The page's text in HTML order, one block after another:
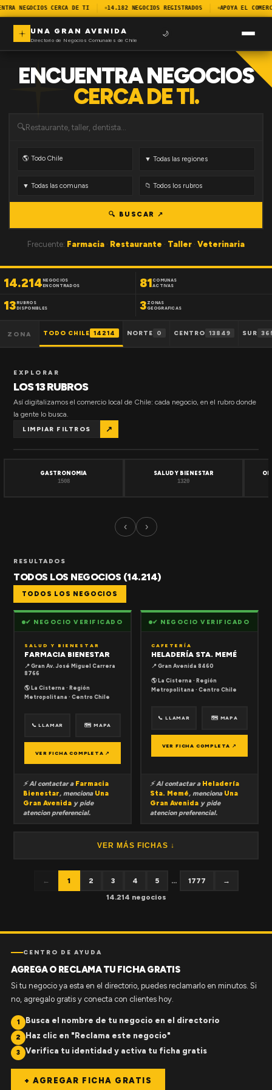
NEGOCIOS CERCA DE TI 14.182 NEGOCIOS REGISTRADOS APOYA EL
UNA GRAN AVENIDA
Directorio de Negocios Comunales de Chile
🌙
ENCUENTRA NEGOCIOS
CERCA DE TI.
🔍
🔍 BUSCAR ↗
Frecuente: Farmacia · Restaurante · Taller · Veterinaria
14.214NEGOCIOS
ENCONTRADOS
81 COMUNAS
ACTIVAS
13RUBROS
DISPONIBLES
3 ZONAS
GEOGRAFICAS
ZONA TODO CHILE 14214 NORTE 0 CENTRO 13849 SUR
EXPLORAR
LOS 13 RUBROS
Así digitalizamos el comercio local de Chile: cada negocio, en el rubro donde
la gente lo busca.
LIMPIAR FILTROS ↗
GASTRONOMIA
1508
SALUD Y BIENESTAR
1320
‹ ›
RESULTADOS
TODOS LOS NEGOCIOS (14.214)
TODOS LOS NEGOCIOS
✔ NEGOCIO VERIFICADO
SALUD Y BIENESTAR
FARMACIA BIENESTAR
📍 Gran Av. José Miguel Carrera
8766
🌎 La Cisterna · Región
Metropolitana · Centro Chile
📞 LLAMAR 🗺 MAPA
VER FICHA COMPLETA ↗
⚡ Al contactar a Farmacia
Bienestar, menciona Una
Gran Avenida y pide
atencion preferencial.
✔ NEGOCIO VERIFICADO
CAFETERÍA
HELADERÍA STA. MEMÉ
📍 Gran Avenida 8460
🌎 La Cisterna · Región
Metropolitana · Centro Chile
📞 LLAMAR 🗺 MAPA
VER FICHA COMPLETA ↗
⚡ Al contactar a Heladería
Sta. Memé, menciona Una
Gran Avenida y pide
atencion preferencial.
VER MÁS FICHAS ↓
← 1 2 3 4 5 ... 1777
→
14.214 negocios
CENTRO DE AYUDA
AGREGA O RECLAMA TU FICHA GRATIS
Si tu negocio ya esta en el directorio, puedes reclamarlo en minutos. Si
no, agregalo gratis y conecta con clientes hoy.
1 Busca el nombre de tu negocio en el directorio
2 Haz clic en "Reclama este negocio"
3 Verifica tu identidad y activa tu ficha gratis
+ AGREGAR FICHA GRATIS